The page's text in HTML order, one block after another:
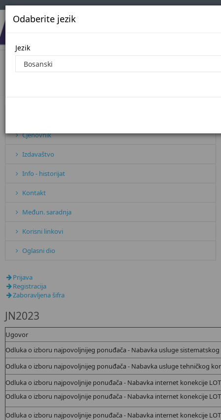
Odaberite jezik
Jezik
JN2023
Cjenovnik
Izdavaštvo
Info - historijat
Kontakt
Međun. saradnja
Korisni linkovi
Oglasni dio
Prijava
Registracija
Zaboravljena šifra
JN2023
Ugovor
Odluka o izboru najpovoljnijeg ponuđača - Nabavka usluge
Odluka o izboru najpovoljnijeg ponuđača - Nabavka usluge tehničkog
Odluka o izboru najpovoljnije ponuđača - Nabavka internet konekcije
Odluka o izboru najpovoljnije ponuđača - Nabavka internet konekcije
Odluka o izboru najpovoljnije ponuđača - Nabavka internet konekcije